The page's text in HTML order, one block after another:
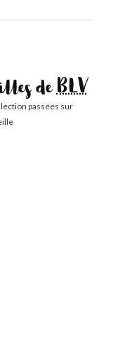
deBLV
passées sur